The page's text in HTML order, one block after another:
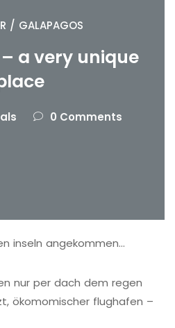
/ GALAPAGOS
a very unique
0 Comments
inseln angekommen…
nur per dach dem regen
ökomomischer flughafen –